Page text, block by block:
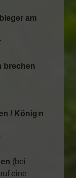
am
brechen
/ Königin
(bei
eine